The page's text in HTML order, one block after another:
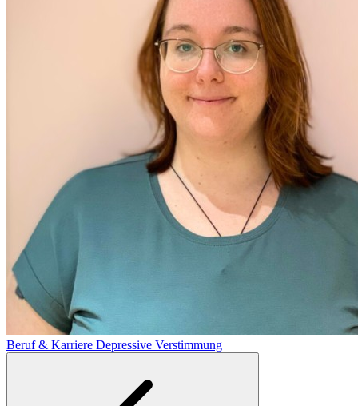
Beruf & Karriere Depressive Verstimmung